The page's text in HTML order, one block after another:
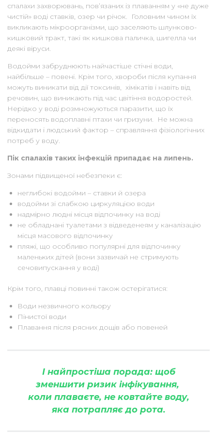
спалахи захворювань, пов’язаних із плаванням у «не дуже
чистій» воді ставків, озер чи річок. Головним чином їх
викликають мікроорганізми, що заселяють шлунково-
кишковий тракт, такі як кишкова паличка, шигелла чи
деякі віруси.
Водойми забруднюють найчастіше стічні води,
найбільше – повені. Крім того, хвороби після купання
можуть виникати від дії токсинів, хімікатів і навіть від
речовин, що виникають під час цвітіння водоростей.
Нерідко у воді розмножуються паразити, що їх
переносять водоплавні птахи чи гризуни. Не можна
відкидати і людський фактор – справляння фізіологічних
потреб у воду.
Пік спалахів таких інфекцій припадає на липень.
Зонами підвищеної небезпеки є:
неглибокі водойми – ставки й озера
водойми зі слабкою циркуляцією води
надмірно людні місця відпочинку на воді
не обладнані туалетами з відведенеям у каналізацію
місця масового відпочинку
пляжі, що особливо популярні для відпочинку
маленьких дітей (вони зазвичай не стримують
сечовипускання у воді)
Крім того, плавці повинні також остерігатися:
Води незвичного кольору
Пінистої води
Плавання після рясних дощів або повеней
І найпростіша порада: щоб
зменшити ризик інфікування,
коли плаваєте, не ковтайте воду,
яка потрапляє до рота.